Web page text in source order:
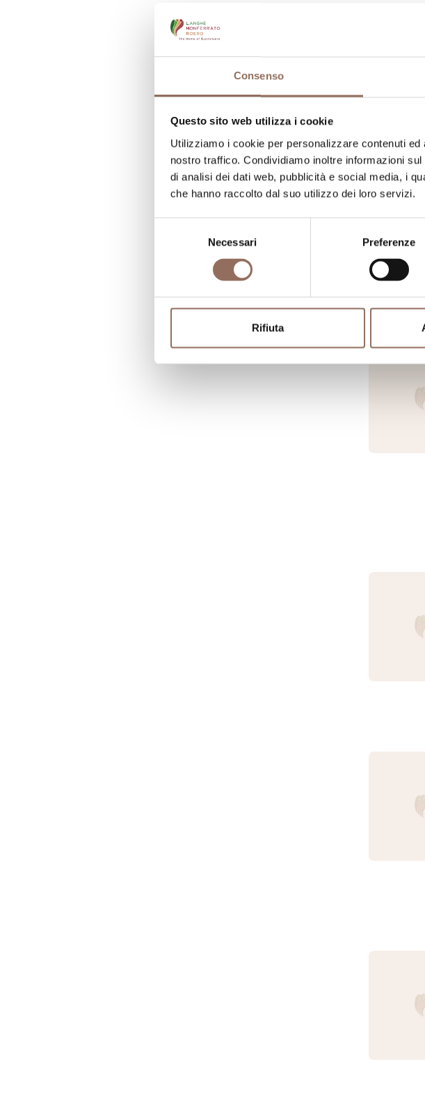
Consenso
Questo sito web utilizza i cookie
Utilizziamo i cookie per personalizzare contenuti
nostro traffico. Condividiamo inoltre informazioni
di analisi dei dati web, pubblicità e social media, i
che hanno raccolto dal suo utilizzo dei loro servizi.
Necessari Preferenze
Rifiuta